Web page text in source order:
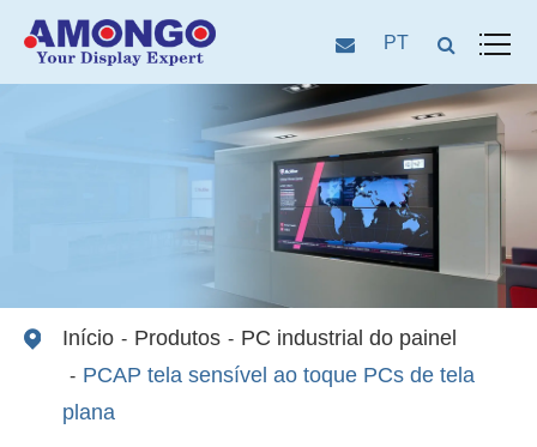
PT
Início Produtos
PC industrial do painel
PCAP tela sensível ao toque PCs de tela
plana